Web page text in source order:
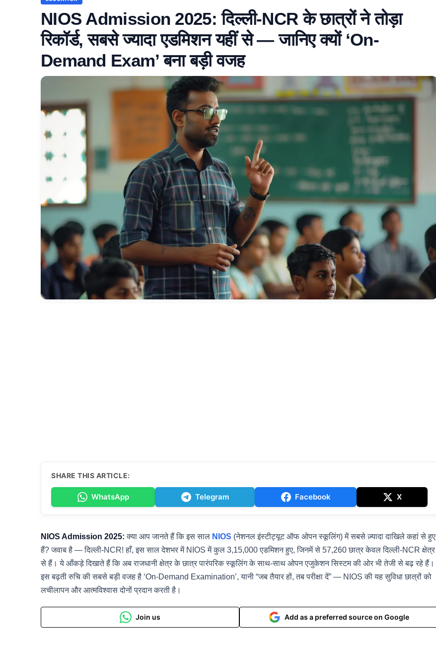
NIOS Admission 2025: दिल्ली-NCR के छात्रों ने तोड़ा
रिकॉर्ड, सबसे ज्यादा एडमिशन यहीं से — जानिए क्यों ‘On-
Demand Exam’ बना बड़ी वजह
SHARE THIS ARTICLE:
WhatsApp Telegram Facebook X
NIOS Admission 2025: क्या आप जानते हैं कि इस साल NIOS (नेशनल इंस्टीट्यूट ऑफ ओपन स्कूलिंग) में सबसे ज़्यादा दाखिले कहां से हुए
हैं? जवाब है — दिल्ली-NCR! हाँ, इस साल देशभर में NIOS में कुल 3,15,000 एडमिशन हुए, जिनमें से 57,260 छात्र केवल दिल्ली-NCR क्षेत्र
से हैं। ये आँकड़े दिखाते हैं कि अब राजधानी क्षेत्र के छात्र पारंपरिक स्कूलिंग के साथ-साथ ओपन एजुकेशन सिस्टम की ओर भी तेजी से बढ़ रहे हैं।
इस बढ़ती रुचि की सबसे बड़ी वजह है ‘On-Demand Examination’, यानी “जब तैयार हों, तब परीक्षा दें” — NIOS की यह सुविधा छात्रों को
लचीलापन और आत्मविश्वास दोनों प्रदान करती है।
Join us Add as a preferred source on Google